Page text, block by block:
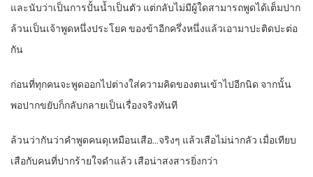
และนับว่าเป็นการปั้นน้ำเป็นตัว แต่กลับไม่มีผู้ใดสามารถพูดได้เต็มปาก
ล้วนเป็นเจ้าพูดหนึ่งประโยค ของข้าอีกครึ่งหนึ่งแล้วเอามาปะติดปะต่อ
กัน
ก่อนที่ทุกคนจะพูดออกไปต่างใส่ความคิดของตนเข้าไปอีกนิด จากนั้น
พอปากขยับก็กลับกลายเป็นเรื่องจริงทันที
ล้วนว่ากันว่าคำพูดคนดุเหมือนเสือ…จริงๆ แล้วเสือไม่น่ากลัว เมื่อเทียบ
เสือกับคนที่ปากร้ายใจดำแล้ว เสือน่าสงสารยิ่งกว่า